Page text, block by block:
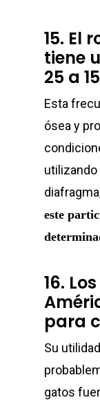
15. El
tiene
25 a
Esta
ósea y
este
16.
para
Su
gatos